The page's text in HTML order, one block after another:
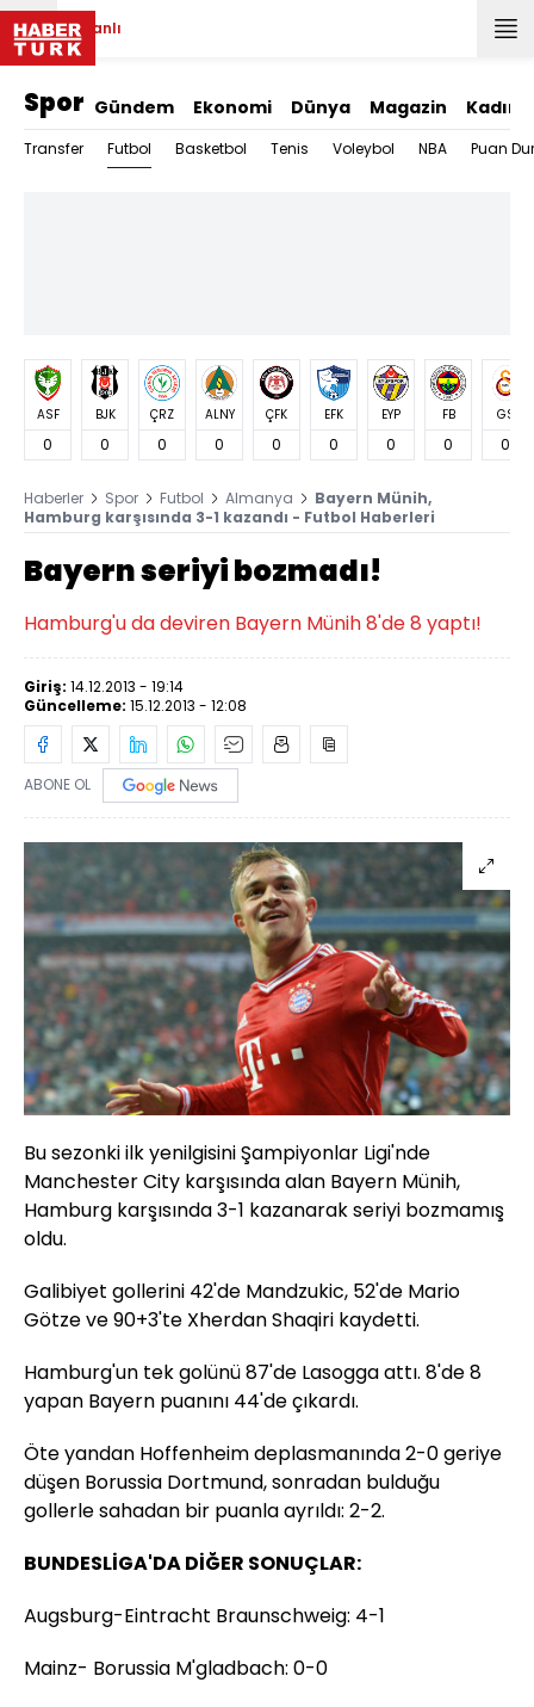
Canlı
Spor Gündem Ekonomi Dünya Magazin Kadın
Transfer Futbol Basketbol Tenis Voleybol NBA Puan
ASF
0
BJK
0
ÇRZ
0
ALNY
0
ÇFK
0
EFK
0
EYP
0
FB
0
GS
0
Haberler Spor Futbol Almanya
Bayern Münih,
Hamburg karşısında 3-1 kazandı - Futbol Haberleri
Bayern seriyi bozmadı!
Hamburg'u da deviren Bayern Münih 8'de 8 yaptı!
Giriş: 14.12.2013 - 19:14
Güncelleme: 15.12.2013 - 12:08
ABONE OL
Bu sezonki ilk yenilgisini Şampiyonlar Ligi'nde
Manchester City karşısında alan Bayern Münih,
Hamburg karşısında 3-1 kazanarak seriyi bozmamış
oldu.
Galibiyet gollerini 42'de Mandzukic, 52'de Mario
Götze ve 90+3'te Xherdan Shaqiri kaydetti.
Hamburg'un tek golünü 87'de Lasogga attı. 8'de 8
yapan Bayern puanını 44'de çıkardı.
Öte yandan Hoffenheim deplasmanında 2-0 geriye
düşen Borussia Dortmund, sonradan bulduğu
gollerle sahadan bir puanla ayrıldı: 2-2.
BUNDESLİGA'DA DİĞER SONUÇLAR:
Augsburg-Eintracht Braunschweig: 4-1
Mainz- Borussia M'gladbach: 0-0